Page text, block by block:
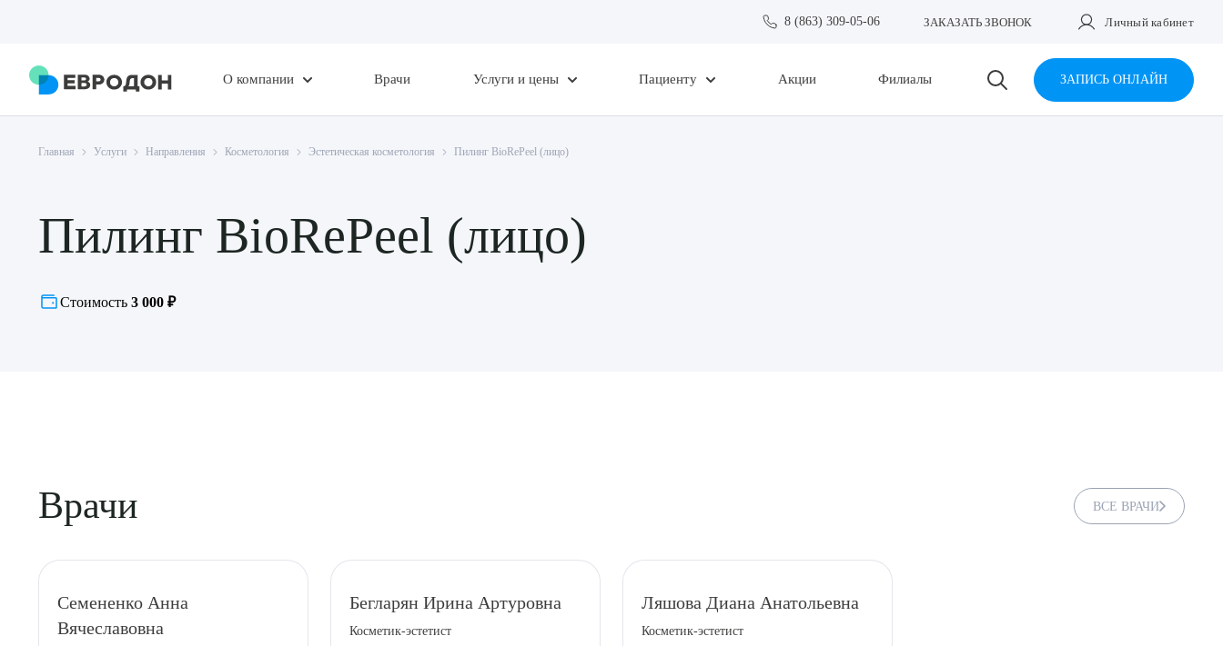
8 (863) 309-05-06 ЗАКАЗАТЬ ЗВОНОК Личный кабинет
О компании Врачи Услуги и цены Пациенту Акции Филиалы ЗАПИСЬ ОНЛАЙН
Главная Услуги Направления Косметология Эстетическая косметология Пилинг BioRePeel (лицо)
Пилинг BioRePeel (лицо)
Стоимость 3 000 ₽
Врачи ВСЕ ВРАЧИ
Семененко Анна
Вячеславовна
Бегларян Ирина Артуровна
Косметик-эстетист
Ляшова Диана Анатольевна
Косметик-эстетист
Выберите сопутствующую услугу